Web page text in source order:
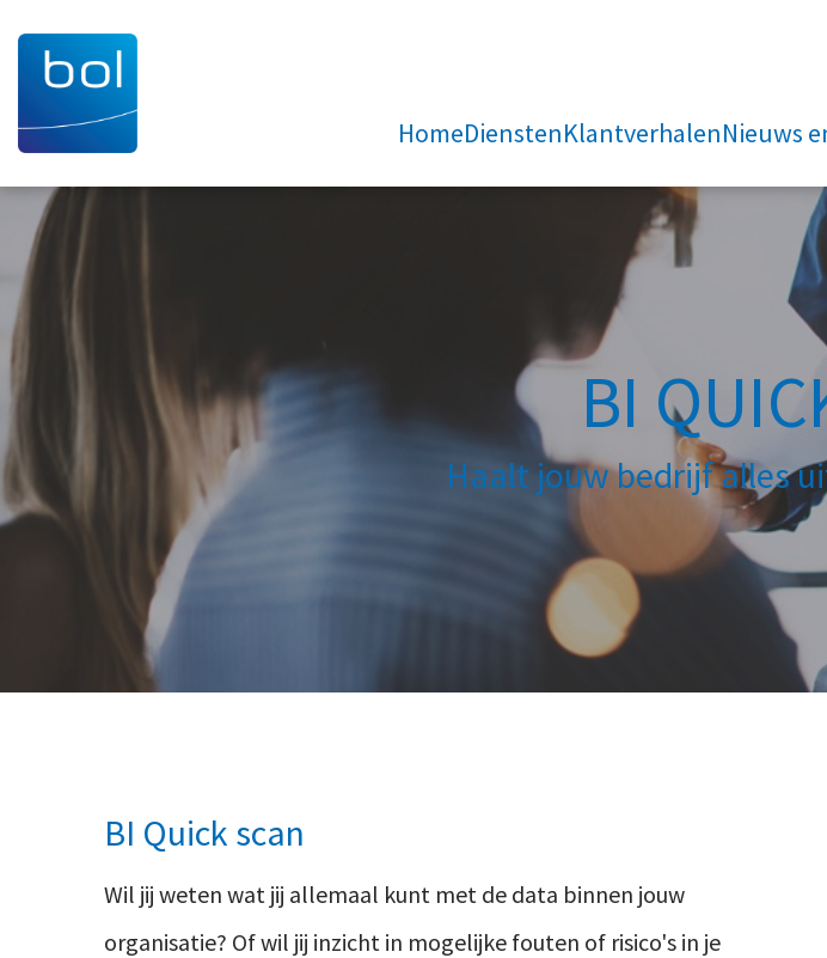
HomeDienstenKlantverhalenNieuws
BI
Haalt jouw bedrijf alles
BI Quick scan
Wil jij weten wat jij allemaal kunt met de data binnen jouw
organisatie? Of wil jij inzicht in mogelijke fouten of risico's in je